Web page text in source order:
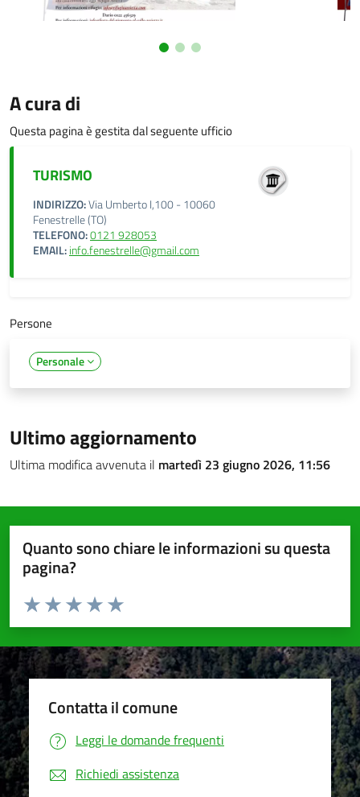
A cura di
Questa pagina è gestita dal seguente ufficio
TURISMO
INDIRIZZO:Via Umberto I,100 - 10060
Fenestrelle (TO)
TELEFONO:0121 928053
EMAIL:info.fenestrelle@gmail.com
Persone
Personale
Ultimo aggiornamento
Ultima modifica avvenuta il martedì 23 giugno 2026, 11:56
Quanto sono chiare le informazioni su questa
pagina?
Valuta da 1 a 5 stelle la pagina
Valuta 5 stelle su 5
Valuta 4 stelle su 5
Valuta 3 stelle su 5
Valuta 2 stelle su 5
Valuta 1 stelle su 5
Contatta il comune
Leggi le domande frequenti
Richiedi assistenza